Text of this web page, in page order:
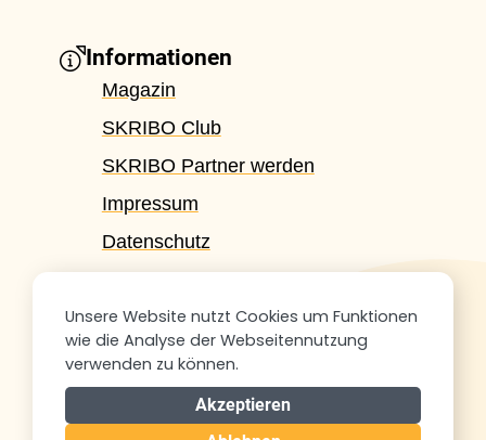
Informationen
Magazin
SKRIBO Club
SKRIBO Partner werden
Impressum
Datenschutz
Themen
Schullisten-Service
Schule
Feste & Geschenke
Unsere Website nutzt Cookies um Funktionen
wie die Analyse der Webseitennutzung
verwenden zu können.
Akzeptieren